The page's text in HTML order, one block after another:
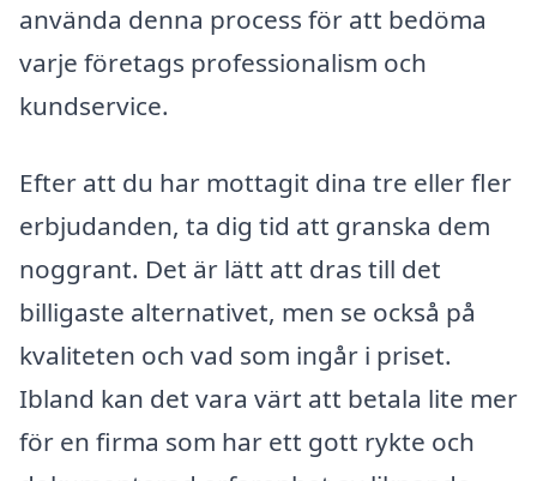
använda denna process för att bedöma
varje företags professionalism och
kundservice.
Efter att du har mottagit dina tre eller fler
erbjudanden, ta dig tid att granska dem
noggrant. Det är lätt att dras till det
billigaste alternativet, men se också på
kvaliteten och vad som ingår i priset.
Ibland kan det vara värt att betala lite mer
för en firma som har ett gott rykte och